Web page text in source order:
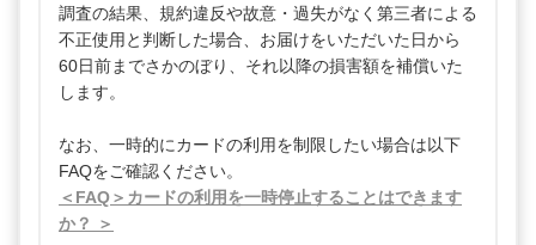
調査の結果、規約違反や故意・過失がなく第三者による
不正使用と判断した場合、お届けをいただいた日から
60日前までさかのぼり、それ以降の損害額を補償いた
します。
なお、一時的にカードの利用を制限したい場合は以下
FAQをご確認ください。
＜FAQ＞カードの利用を一時停止することはできます
か？ ＞